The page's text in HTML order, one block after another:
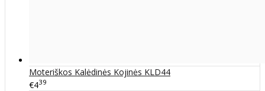
Moteriškos Kalėdinės Kojinės KLD44
€439